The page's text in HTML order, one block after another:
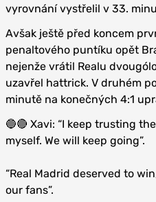
vyrovnání vystřelil v 33.
Avšak ještě před koncem
penaltového puntíku opět
nejenže vrátil Realu
uzavřel hattrick. V druhém
minutě na konečných 4:1
🔵🔴 Xavi: “I keep trusting
myself. We will keep going”.
“Real Madrid deserved to
our fans”.